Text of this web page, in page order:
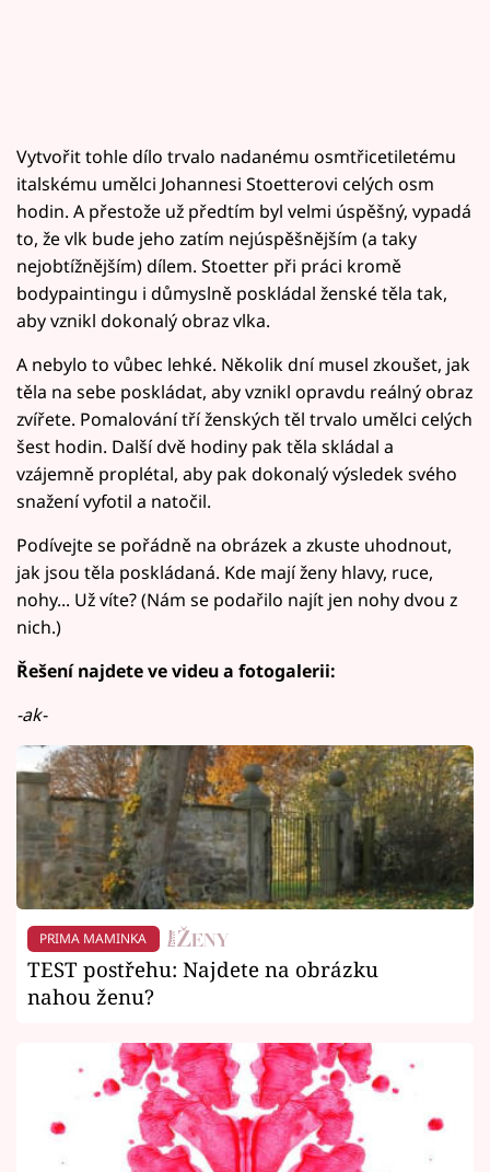
Vytvořit tohle dílo trvalo nadanému osmtřicetiletému
italskému umělci Johannesi Stoetterovi celých osm
hodin. A přestože už předtím byl velmi úspěšný, vypadá
to, že vlk bude jeho zatím nejúspěšnějším (a taky
nejobtížnějším) dílem. Stoetter při práci kromě
bodypaintingu i důmyslně poskládal ženské těla tak,
aby vznikl dokonalý obraz vlka.
A nebylo to vůbec lehké. Několik dní musel zkoušet, jak
těla na sebe poskládat, aby vznikl opravdu reálný obraz
zvířete. Pomalování tří ženských těl trvalo umělci celých
šest hodin. Další dvě hodiny pak těla skládal a
vzájemně proplétal, aby pak dokonalý výsledek svého
snažení vyfotil a natočil.
Podívejte se pořádně na obrázek a zkuste uhodnout,
jak jsou těla poskládaná. Kde mají ženy hlavy, ruce,
nohy... Už víte? (Nám se podařilo najít jen nohy dvou z
nich.)
Řešení najdete ve videu a fotogalerii:
-ak-
PRIMA MAMINKA
TEST postřehu: Najdete na obrázku
nahou ženu?